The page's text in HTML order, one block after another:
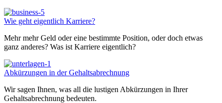
Wie geht eigentlich Karriere?
Mehr mehr Geld oder eine bestimmte Position, oder doch etwas
ganz anderes? Was ist Karriere eigentlich?
Abkürzungen in der Gehaltsabrechnung
Wir sagen Ihnen, was all die lustigen Abkürzungen in Ihrer
Gehaltsabrechnung bedeuten.